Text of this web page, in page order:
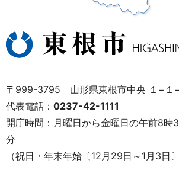
〒999-3795 山形県東根市中央 １−１−
代表電話： 0237-42-1111
開庁時間：月曜日から金曜日の午前8時
分
（祝日・年末年始〔12月29日～1月3日〕